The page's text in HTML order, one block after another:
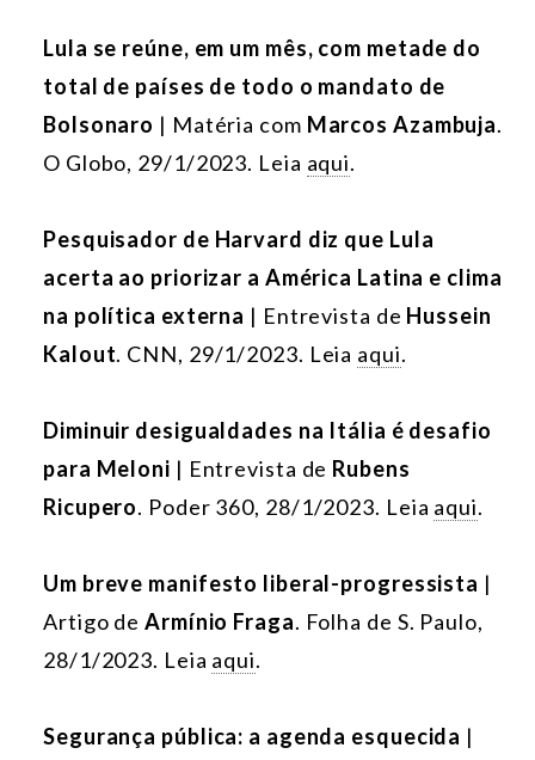
Lula se reúne, em um mês, com metade do
total de países de todo o mandato de
Bolsonaro | Matéria com Marcos Azambuja.
O Globo, 29/1/2023. Leia aqui.
Pesquisador de Harvard diz que Lula
acerta ao priorizar a América Latina e clima
na política externa | Entrevista de Hussein
Kalout. CNN, 29/1/2023. Leia aqui.
Diminuir desigualdades na Itália é desafio
para Meloni | Entrevista de Rubens
Ricupero. Poder 360, 28/1/2023. Leia aqui.
Um breve manifesto liberal-progressista |
Artigo de Armínio Fraga. Folha de S. Paulo,
28/1/2023. Leia aqui.
Segurança pública: a agenda esquecida |